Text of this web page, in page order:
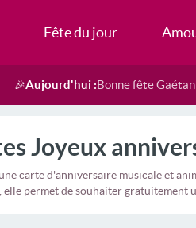
Fête du jour
🎉Aujourd'hui :Bonne fête Gaétan
Joyeux
carte d'anniversaire musicale et
elle permet de souhaiter gratuitement